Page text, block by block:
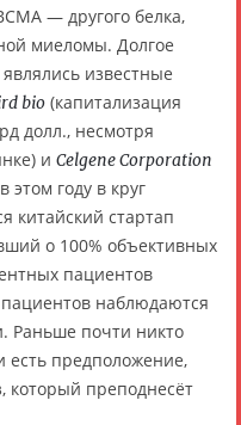
— другого белка,
миеломы. Долгое
известные
bio (капитализация
долл., несмотря
и Celgene Corporation
этом году в круг
китайский стартап
о 100% объективных
пациентов
наблюдаются
Раньше почти никто
есть предположение,
который преподнесёт